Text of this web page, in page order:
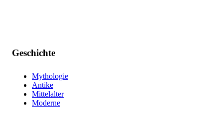
Geschichte
Mythologie
Antike
Mittelalter
Moderne